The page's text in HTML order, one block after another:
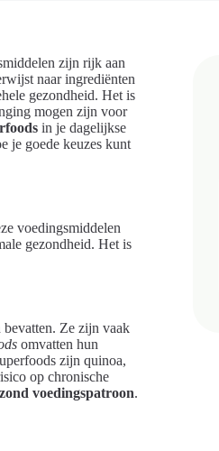
zijn rijk aan
naar ingrediënten
gezondheid. Het is
mogen zijn voor
in je dagelijkse
je goede keuzes kunt
voedingsmiddelen
gezondheid. Het is
bevatten. Ze zijn vaak
omvatten hun
zijn quinoa,
op chronische
voedingspatroon.